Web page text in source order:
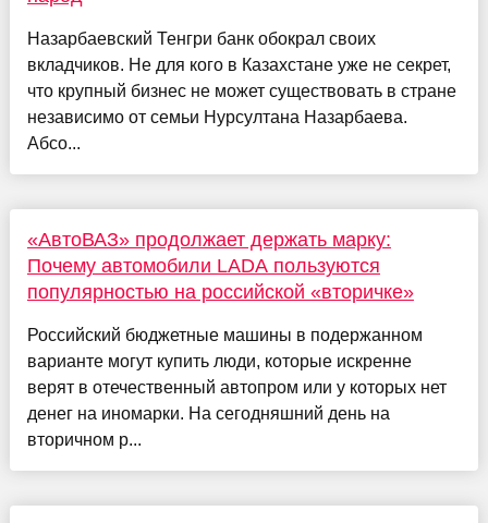
Назарбаевский Тенгри банк обокрал своих
вкладчиков. Не для кого в Казахстане уже не секрет,
что крупный бизнес не может существовать в стране
независимо от семьи Нурсултана Назарбаева.
Абсо...
«АвтоВАЗ» продолжает держать марку:
Почему автомобили LADA пользуются
популярностью на российской «вторичке»
Российский бюджетные машины в подержанном
варианте могут купить люди, которые искренне
верят в отечественный автопром или у которых нет
денег на иномарки. На сегодняшний день на
вторичном р...